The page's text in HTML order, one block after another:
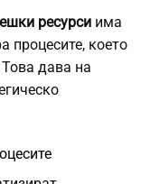
ресурси има
процесите, което
дава на